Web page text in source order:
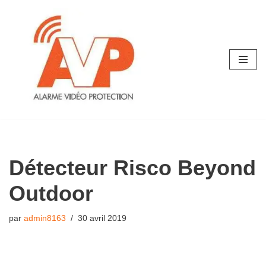
Détecteur Risco Beyond
Outdoor
par admin8163 30 avril 2019